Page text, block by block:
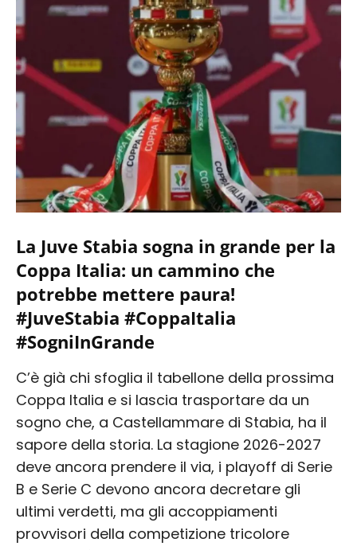
La Juve Stabia sogna in grande per la
Coppa Italia: un cammino che
potrebbe mettere paura!
#JuveStabia #CoppaItalia
#SogniInGrande
C’è già chi sfoglia il tabellone della prossima
Coppa Italia e si lascia trasportare da un
sogno che, a Castellammare di Stabia, ha il
sapore della storia. La stagione 2026-2027
deve ancora prendere il via, i playoff di Serie
B e Serie C devono ancora decretare gli
ultimi verdetti, ma gli accoppiamenti
provvisori della competizione tricolore